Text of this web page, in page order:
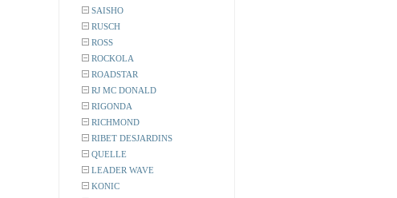
SAISHO
RUSCH
ROSS
ROCKOLA
ROADSTAR
RJ MC DONALD
RIGONDA
RICHMOND
RIBET DESJARDINS
QUELLE
LEADER WAVE
KONIC